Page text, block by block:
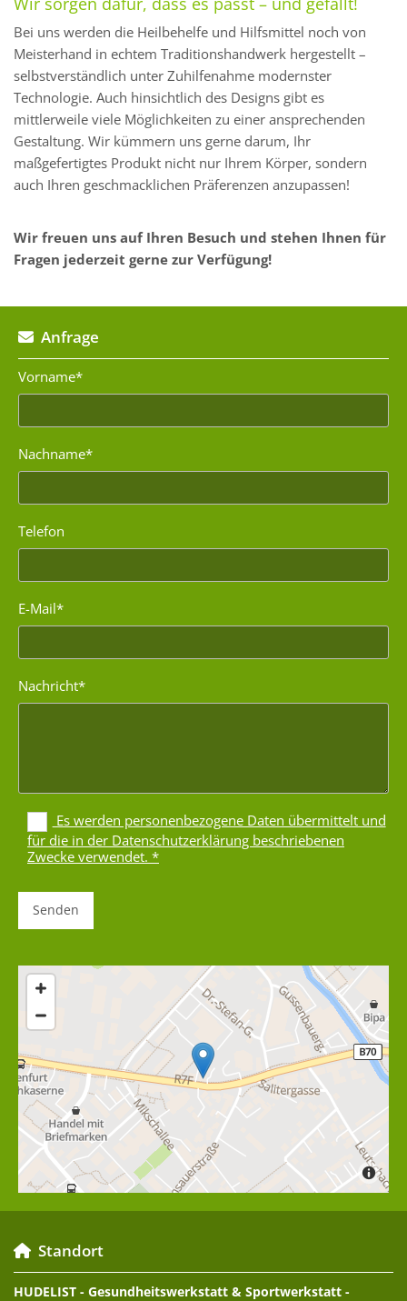
Bei uns werden die Heilbehelfe und Hilfsmittel noch von
Meisterhand in echtem Traditionshandwerk hergestellt –
selbstverständlich unter Zuhilfenahme modernster
Technologie. Auch hinsichtlich des Designs gibt es
mittlerweile viele Möglichkeiten zu einer ansprechenden
Gestaltung. Wir kümmern uns gerne darum, Ihr
maßgefertigtes Produkt nicht nur Ihrem Körper, sondern
auch Ihren geschmacklichen Präferenzen anzupassen!
Wir freuen uns auf Ihren Besuch und stehen Ihnen für
Fragen jederzeit gerne zur Verfügung!
 Anfrage
Vorname*
Nachname*
Telefon
E-Mail*
Nachricht*
Es werden personenbezogene Daten übermittelt und
für die in der Datenschutzerklärung beschriebenen
Zwecke verwendet. *
 Standort
HUDELIST - Gesundheitswerkstatt & Sportwerkstatt -